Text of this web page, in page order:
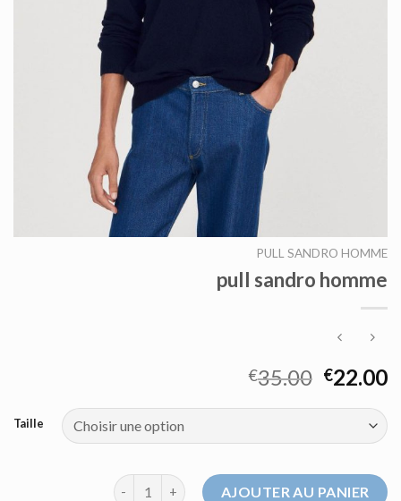
PULL SANDRO HOMME
pull sandro homme
€35.00 €22.00
Taille
quantité de pull sandro hommeAJOUTER AU PANIER